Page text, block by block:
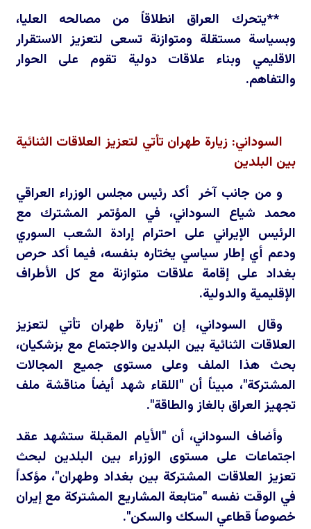
**يتحرك العراق انطلاقاً من مصالحه العليا،
وبسياسة مستقلة ومتوازنة تسعى لتعزيز الاستقرار
الاقليمي وبناء علاقات دولية تقوم على الحوار
والتفاهم.
السوداني: زيارة طهران تأتي لتعزيز العلاقات الثنائية
بين البلدين
و من جانب آخر أكد رئيس مجلس الوزراء العراقي
محمد شياع السوداني، في المؤتمر المشترك مع
الرئيس الإيراني على احترام إرادة الشعب السوري
ودعم أي إطار سياسي يختاره بنفسه، فيما أكد حرص
بغداد على إقامة علاقات متوازنة مع كل الأطراف
الإقليمية والدولية.
وقال السوداني، إن "زيارة طهران تأتي لتعزيز
العلاقات الثنائية بين البلدين والاجتماع مع بزشكيان،
بحث هذا الملف وعلى مستوى جميع المجالات
المشتركة"، مبيناً أن "اللقاء شهد أيضاً مناقشة ملف
تجهيز العراق بالغاز والطاقة".
وأضاف السوداني، أن "الأيام المقبلة ستشهد عقد
اجتماعات على مستوى الوزراء بين البلدين لبحث
تعزيز العلاقات المشتركة بين بغداد وطهران"، مؤكداً
في الوقت نفسه "متابعة المشاريع المشتركة مع إيران
خصوصاً قطاعي السكك والسكن".